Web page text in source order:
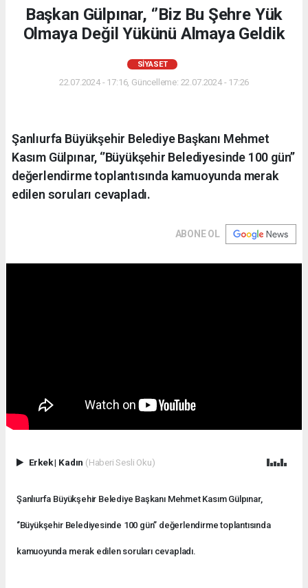
Başkan Gülpınar, ‘’Biz Bu Şehre Yük
Olmaya Değil Yükünü Almaya Geldik
SIYASET
22.07.2024 - 17:16, Güncelleme: 22.07.2024 - 17:26
Şanlıurfa Büyükşehir Belediye Başkanı Mehmet
Kasım Gülpınar, ‘’Büyükşehir Belediyesinde 100 gün’’
değerlendirme toplantısında kamuoyunda merak
edilen soruları cevapladı.
ABONE OL
Erkek| Kadın (Haberi Sesli Oku)
Şanlıurfa Büyükşehir Belediye Başkanı Mehmet Kasım Gülpınar,
‘’Büyükşehir Belediyesinde 100 gün’’ değerlendirme toplantısında
kamuoyunda merak edilen soruları cevapladı.